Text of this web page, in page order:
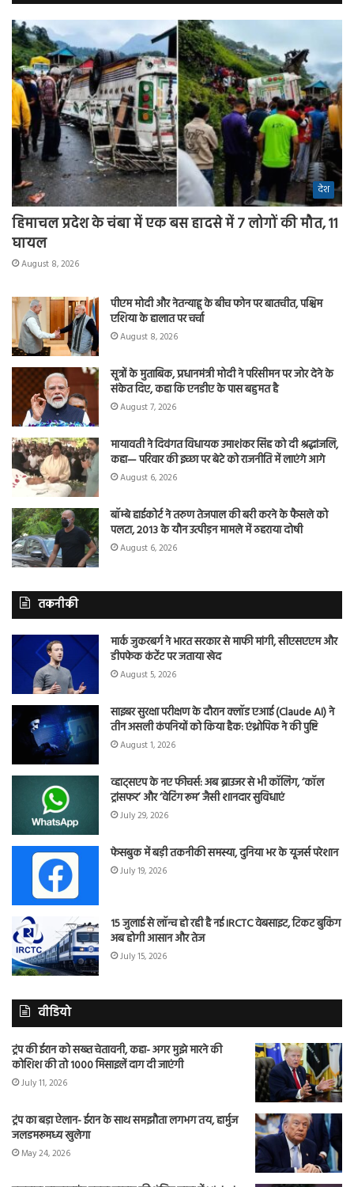
देश
हिमाचल प्रदेश के चंबा में एक बस हादसे में 7 लोगों की मौत, 11
घायल
August 8, 2026
पीएम मोदी और नेतन्याहू के बीच फोन पर बातचीत, पश्चिम
एशिया के हालात पर चर्चा
August 8, 2026
सूत्रों के मुताबिक, प्रधानमंत्री मोदी ने परिसीमन पर जोर देने के
संकेत दिए, कहा कि एनडीए के पास बहुमत है
August 7, 2026
मायावती ने दिवंगत विधायक उमाशंकर सिंह को दी श्रद्धांजलि,
कहा— परिवार की इच्छा पर बेटे को राजनीति में लाएंगे आगे
August 6, 2026
बॉम्बे हाईकोर्ट ने तरुण तेजपाल की बरी करने के फैसले को
पलटा, 2013 के यौन उत्पीड़न मामले में ठहराया दोषी
August 6, 2026
तकनीकी
मार्क जुकरबर्ग ने भारत सरकार से माफी मांगी, सीएसएएम और
डीपफेक कंटेंट पर जताया खेद
August 5, 2026
साइबर सुरक्षा परीक्षण के दौरान क्लॉड एआई (Claude AI) ने
तीन असली कंपनियों को किया हैक: एंथ्रोपिक ने की पुष्टि
August 1, 2026
व्हाट्सएप के नए फीचर्स: अब ब्राउजर से भी कॉलिंग, ‘कॉल
ट्रांसफर’ और ‘वेटिंग रूम’ जैसी शानदार सुविधाएं
July 29, 2026
फेसबुक में बड़ी तकनीकी समस्या, दुनिया भर के यूजर्स परेशान
July 19, 2026
15 जुलाई से लॉन्च हो रही है नई IRCTC वेबसाइट, टिकट बुकिंग
अब होगी आसान और तेज
July 15, 2026
वीडियो
ट्रंप की ईरान को सख्त चेतावनी, कहा- अगर मुझे मारने की
कोशिश की तो 1000 मिसाइलें दाग दी जाएंगी
July 11, 2026
ट्रंप का बड़ा ऐलान- ईरान के साथ समझौता लगभग तय, हार्मुज
जलडमरूमध्य खुलेगा
May 24, 2026